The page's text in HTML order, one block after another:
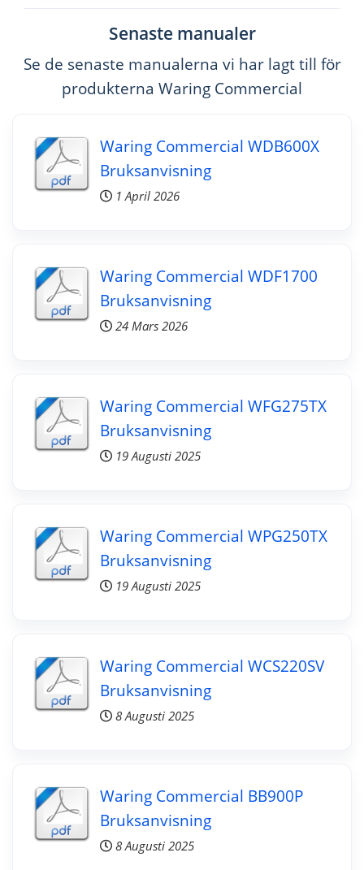
Senaste manualer
Se de senaste manualerna vi har lagt till för
produkterna Waring Commercial
Waring Commercial WDB600X
Bruksanvisning
1 April 2026
Waring Commercial WDF1700
Bruksanvisning
24 Mars 2026
Waring Commercial WFG275TX
Bruksanvisning
19 Augusti 2025
Waring Commercial WPG250TX
Bruksanvisning
19 Augusti 2025
Waring Commercial WCS220SV
Bruksanvisning
8 Augusti 2025
Waring Commercial BB900P
Bruksanvisning
8 Augusti 2025